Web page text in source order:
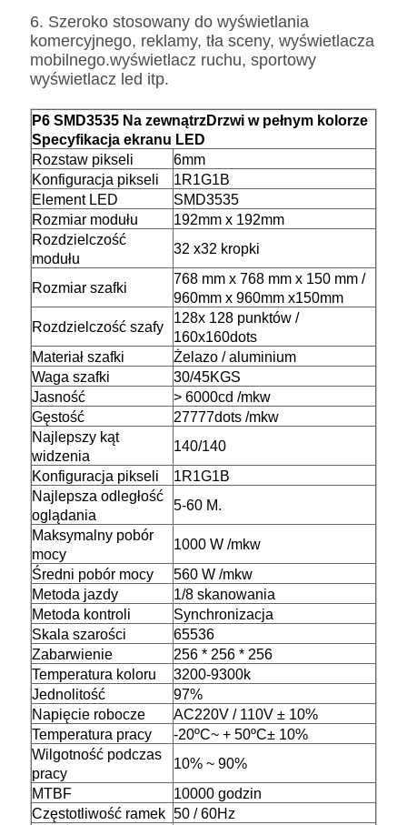
6. Szeroko stosowany do wyświetlania
komercyjnego, reklamy, tła sceny, wyświetlacza
mobilnego.wyświetlacz ruchu, sportowy
wyświetlacz led itp.
P6 SMD3535 Na zewnątrzDrzwi w pełnym kolorze
Specyfikacja ekranu LED
Rozstaw pikseli
6mm
Konfiguracja pikseli
1R1G1B
Element LED
SMD3535
Rozmiar modułu
192mmx 192mm
Rozdzielczość
modułu
32 x32 kropki
Rozmiar szafki
768 mm x 768 mm x 150 mm /
960mm x 960mm x150mm
Rozdzielczość szafy
128x 128 punktów /
160x160dots
Materiał szafki
Żelazo / aluminium
Waga szafki
30/45KGS
Jasność
> 6000cd /mkw
Gęstość
27777dots /mkw
Najlepszy kąt
widzenia
140/140
Konfiguracja pikseli
1R1G1B
Najlepsza odległość
oglądania
5-60 M.
Maksymalny pobór
mocy
1000 W /mkw
Średni pobór mocy
560 W /mkw
Metoda jazdy
1/8 skanowania
Metoda kontroli
Synchronizacja
Skala szarości
65536
Zabarwienie
256 * 256 * 256
Temperatura koloru
3200-9300k
Jednolitość
97%
Napięcie robocze
AC220V / 110V ± 10%
Temperatura pracy
-20ºC~ + 50ºC± 10%
Wilgotność podczas
pracy
10% ~90%
MTBF
10000 godzin
Częstotliwość ramek 50 / 60Hz